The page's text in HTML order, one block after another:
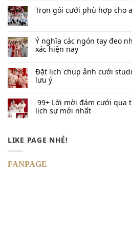
Trọn gói cưới phù hợp cho
Ý nghĩa các ngón tay đeo
xác hiện nay
Đặt lịch chụp ảnh cưới
lưu ý
99+ Lời mời đám cưới qua
lịch sự mới nhất
LIKE PAGE NHÉ!
FANPAGE